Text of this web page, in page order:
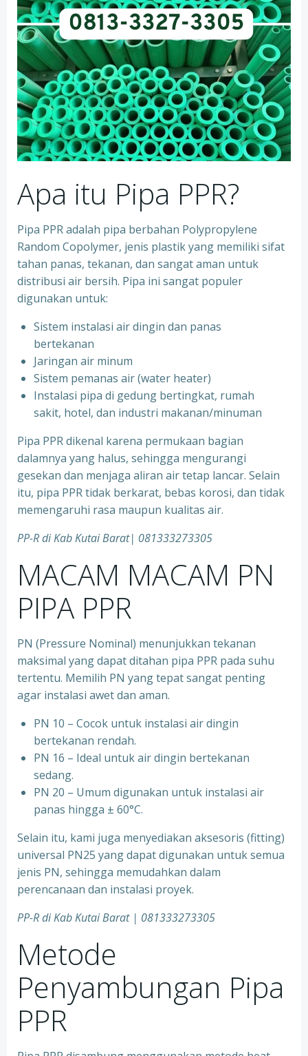
Apa itu Pipa PPR?
Pipa PPR adalah pipa berbahan Polypropylene
Random Copolymer, jenis plastik yang memiliki sifat
tahan panas, tekanan, dan sangat aman untuk
distribusi air bersih. Pipa ini sangat populer
digunakan untuk:
Sistem instalasi air dingin dan panas
bertekanan
⁠Jaringan air minum
⁠Sistem pemanas air (water heater)
⁠Instalasi pipa di gedung bertingkat, rumah
sakit, hotel, dan industri makanan/minuman
Pipa PPR dikenal karena permukaan bagian
dalamnya yang halus, sehingga mengurangi
gesekan dan menjaga aliran air tetap lancar. Selain
itu, pipa PPR tidak berkarat, bebas korosi, dan tidak
memengaruhi rasa maupun kualitas air.
PP-R di Kab Kutai Barat| 081333273305
MACAM MACAM PN
PIPA PPR
PN (Pressure Nominal) menunjukkan tekanan
maksimal yang dapat ditahan pipa PPR pada suhu
tertentu. Memilih PN yang tepat sangat penting
agar instalasi awet dan aman.
PN 10 – Cocok untuk instalasi air dingin
bertekanan rendah.
⁠PN 16 – Ideal untuk air dingin bertekanan
sedang.
⁠PN 20 – Umum digunakan untuk instalasi air
panas hingga ± 60°C.
Selain itu, kami juga menyediakan aksesoris (fitting)
universal PN25 yang dapat digunakan untuk semua
jenis PN, sehingga memudahkan dalam
perencanaan dan instalasi proyek.
PP-R di Kab Kutai Barat | 081333273305
Metode
Penyambungan Pipa
PPR